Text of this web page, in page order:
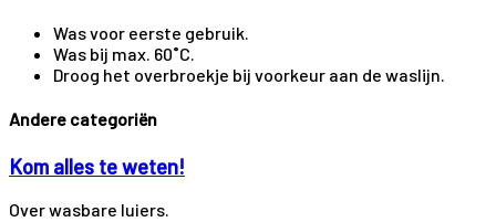
Was voor eerste gebruik.
Was bij max. 60˚C.
Droog het overbroekje bij voorkeur aan de waslijn.
Andere categoriën
Kom alles te weten!
Over wasbare luiers.